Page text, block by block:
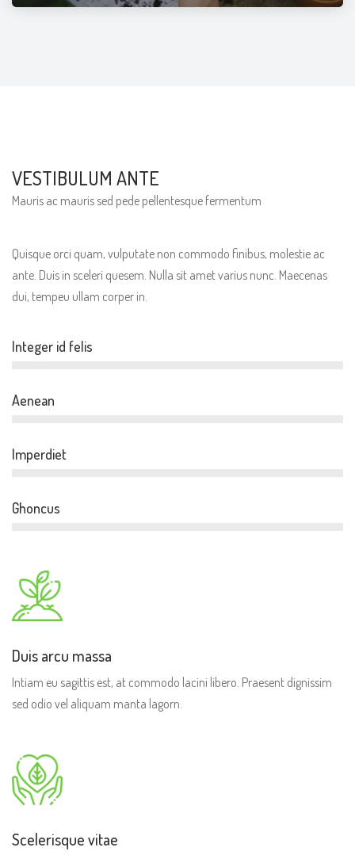
VESTIBULUM ANTE
Mauris ac mauris sed pede pellentesque fermentum
Quisque orci quam, vulputate non commodo finibus, molestie ac
ante. Duis in sceleri quesem. Nulla sit amet varius nunc. Maecenas
dui, tempeu ullam corper in.
Integer id felis
Aenean
Imperdiet
Ghoncus
Duis arcu massa
Intiam eu sagittis est, at commodo lacini libero. Praesent dignissim
sed odio vel aliquam manta lagorn.
Scelerisque vitae